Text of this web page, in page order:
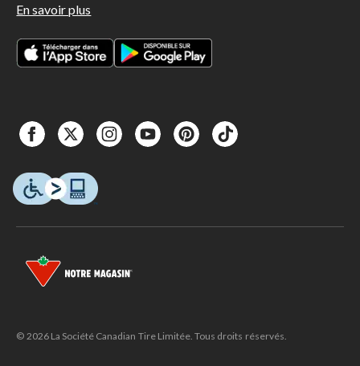
En savoir plus
© 2026 La Société Canadian Tire Limitée. Tous droits réservés.